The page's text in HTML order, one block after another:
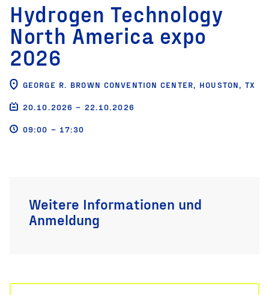
Hydrogen Technology
North America expo
2026
GEORGE R. BROWN CONVENTION CENTER, HOUSTON, TX
20.10.2026 – 22.10.2026
09:00 – 17:30
Weitere Informationen und
Anmeldung